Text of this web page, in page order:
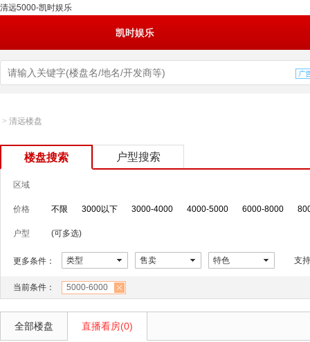
清远5000-凯时娱乐
凯时娱乐
> 清远楼盘
楼盘搜索 户型搜索
区域
价格 不限 3000以下 3000-4000 4000-5000 6000-8000
户型 (可多选)
更多条件： 类型 售卖 特色 支
当前条件： 5000-6000
全部楼盘 直播看房(0)